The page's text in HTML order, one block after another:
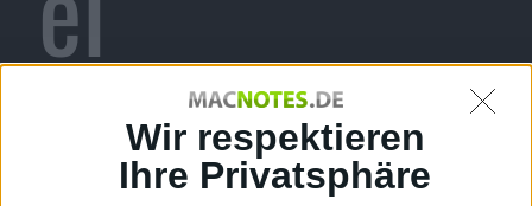
Wir respektieren
Ihre Privatsphäre
Redaktion Macnotes, den 13. Dezember 2010
Auch in unserer heutigen multimedialen Welt hat der
Wunschzettel zu Weihnachten offenbar noch nicht
ganz ausgedient. Zumindest ist nun eine Studie